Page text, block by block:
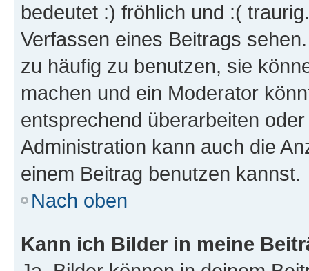
bedeutet :) fröhlich und :(
Verfassen eines Beitrags
zu häufig zu benutzen, sie
machen und ein Moderator
entsprechend überarbeiten
Administration kann auch die
einem Beitrag benutzen kannst.
Nach oben
Kann ich Bilder in meine